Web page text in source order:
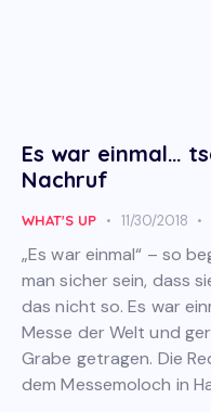
Es war einmal…
Nachruf
WHAT'S UP 11/30/2018
„Es war einmal“ – so
man sicher sein, dass
das nicht so. Es war
Messe der Welt und
Grabe getragen. Die
dem Messemoloch in